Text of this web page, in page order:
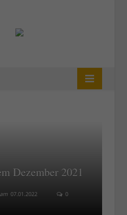
Dezember 2021
am 07.01.2022
0